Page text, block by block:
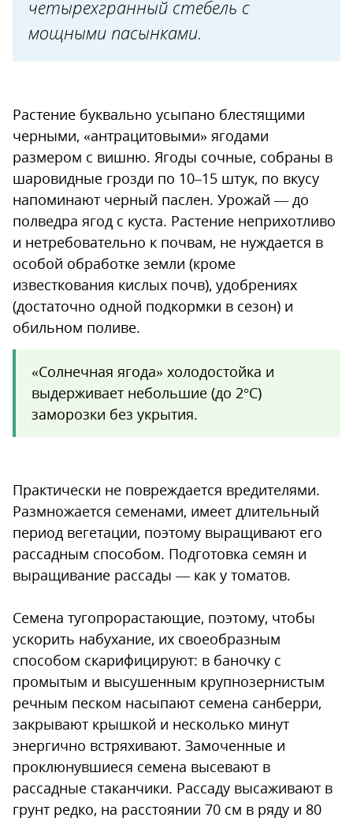
четырехгранный стебель с
мощными пасынками.
Растение буквально усыпано блестящими
черными, «антрацитовыми» ягодами
размером с вишню. Ягоды сочные, собраны в
шаровидные грозди по 10–15 штук, по вкусу
напоминают черный паслен. Урожай — до
полведра ягод с куста. Растение неприхотливо
и нетребовательно к почвам, не нуждается в
особой обработке земли (кроме
известкования кислых почв), удобрениях
(достаточно одной подкормки в сезон) и
обильном поливе.
«Солнечная ягода» холодостойка и
выдерживает небольшие (до 2°С)
заморозки без укрытия.
Практически не повреждается вредителями.
Размножается семенами, имеет длительный
период вегетации, поэтому выращивают его
рассадным способом. Подготовка семян и
выращивание рассады — как у томатов.
Семена тугопрорастающие, поэтому, чтобы
ускорить набухание, их своеобразным
способом скарифицируют: в баночку с
промытым и высушенным крупнозернистым
речным песком насыпают семена санберри,
закрывают крышкой и несколько минут
энергично встряхивают. Замоченные и
проклюнувшиеся семена высевают в
рассадные стаканчики. Рассаду высаживают в
грунт редко, на расстоянии 70 см в ряду и 80